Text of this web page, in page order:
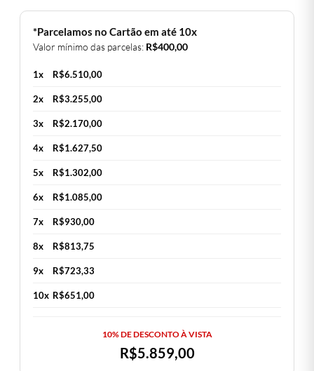
*Parcelamos no Cartão em até 10x
Valor mínimo das parcelas: R$400,00
1x R$6.510,00
2x R$3.255,00
3x R$2.170,00
4x R$1.627,50
5x R$1.302,00
6x R$1.085,00
7x R$930,00
8x R$813,75
9x R$723,33
10x R$651,00
10% DE DESCONTO À VISTA
R$5.859,00